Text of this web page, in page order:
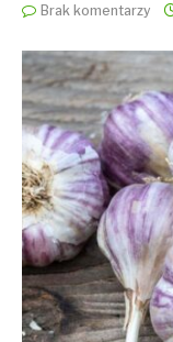
Brak komentarzy